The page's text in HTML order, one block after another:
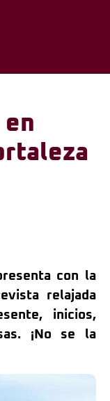
en
con la
relajada
inicios,
¡No se la